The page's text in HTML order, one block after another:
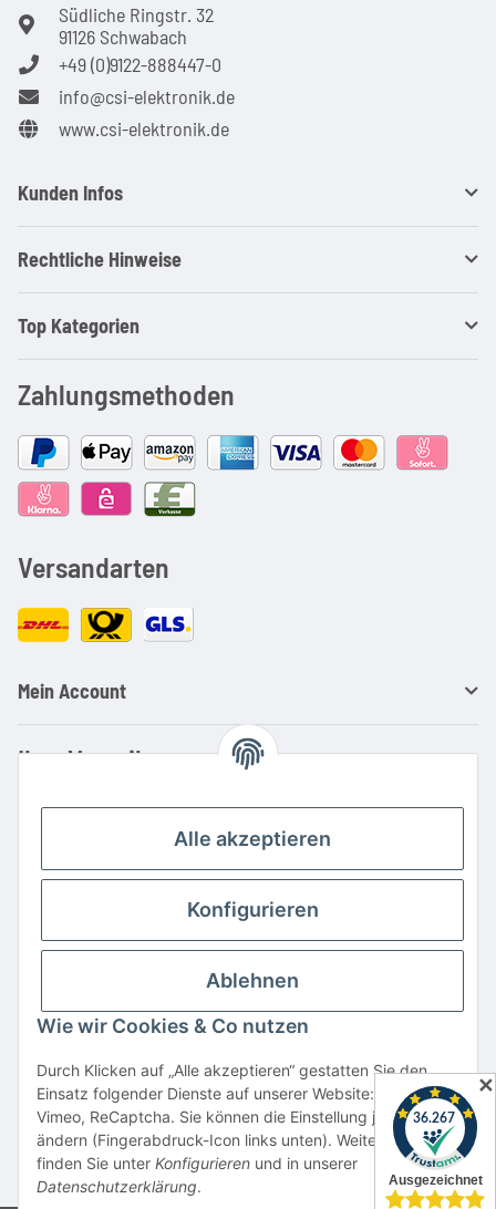
Südliche Ringstr. 32
91126 Schwabach
+49 (0)9122-888447-0
info@csi-elektronik.de
www.csi-elektronik.de
Kunden Infos
Rechtliche Hinweise
Top Kategorien
Zahlungsmethoden
Versandarten
Mein Account
Ihre Vorteile
Kauf auf Rechnung
Große Auswahl an Netzteilen und Ladegeräten
Schnelle Lieferung
Hohe Lagerverfügbarkeit
Vertrag widerrufen
* Alle Preise inkl. gesetzlicher USt., zzgl.Versand
Alle verwendeten Markennamen u. Bezeichnungen sind eingetragene Warenzeichen
u. Marken der jeweiligen Eigentümer. Sie dienen nur zur Verdeutlichung der
Kompatibilität unserer Produkte mit den Produkten verschiedener Hersteller.
Alle akzeptieren
Konfigurieren
Ablehnen
Wie wir Cookies & Co nutzen
Durch Klicken auf „Alle akzeptieren“ gestatten Sie den
Einsatz folgender Dienste auf unserer Website: YouTube,
Vimeo, ReCaptcha. Sie können die Einstellung jederzeit
ändern (Fingerabdruck-Icon links unten). Weitere Details
finden Sie unter Konfigurieren und in unserer
Datenschutzerklärung.
✕